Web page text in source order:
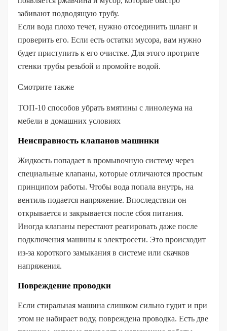
забивают подводящую трубу.
Если вода плохо течет, нужно отсоединить шланг и
проверить его. Если есть остатки мусора, вам нужно
будет приступить к его очистке. Для этого протрите
стенки трубы резьбой и промойте водой.
Смотрите также
ТОП-10 способов убрать вмятины с линолеума на
мебели в домашних условиях
Неисправность клапанов машинки
Жидкость попадает в промывочную систему через
специальные клапаны, которые отличаются простым
принципом работы. Чтобы вода попала внутрь, на
вентиль подается напряжение. Впоследствии он
открывается и закрывается после сбоя питания.
Иногда клапаны перестают реагировать даже после
подключения машины к электросети. Это происходит
из-за короткого замыкания в системе или скачков
напряжения.
Повреждение проводки
Если стиральная машина слишком сильно гудит и при
этом не набирает воду, повреждена проводка. Есть две